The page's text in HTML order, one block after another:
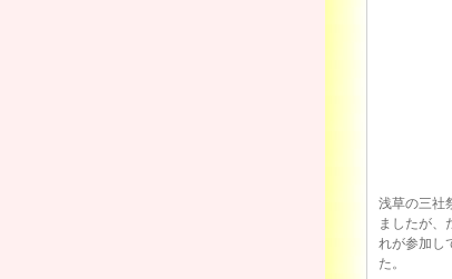
浅草の三社
ましたが、
れが参加し
た。